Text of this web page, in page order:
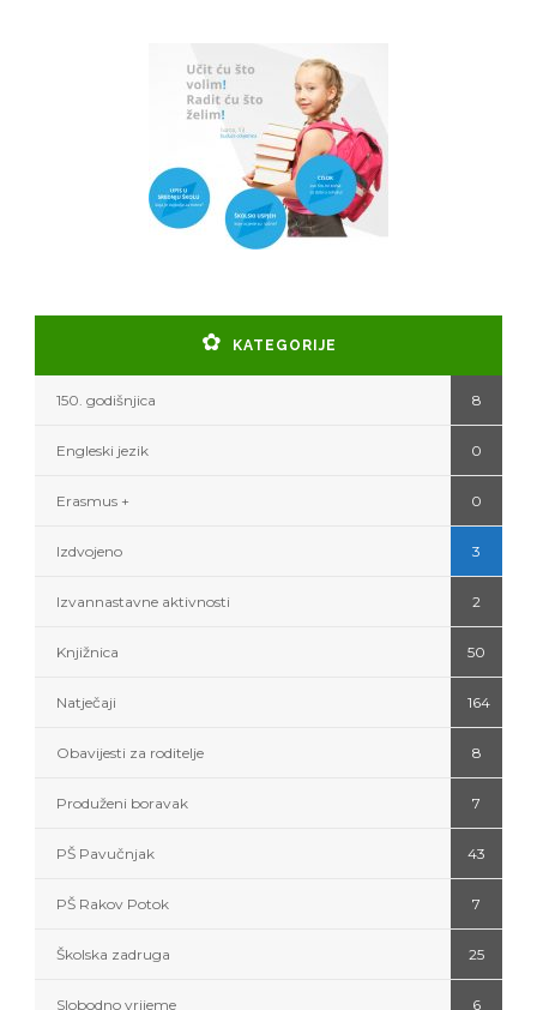
KATEGORIJE
150. godišnjica 8
Engleski jezik 0
Erasmus + 0
Izdvojeno 3
Izvannastavne aktivnosti 2
Knjižnica 50
Natječaji 164
Obavijesti za roditelje 8
Produženi boravak 7
PŠ Pavučnjak 43
PŠ Rakov Potok 7
Školska zadruga 25
Slobodno vrijeme 6